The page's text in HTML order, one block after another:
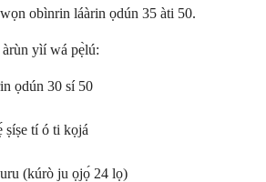
obìnrin láàrin ọdún 35 àti 50.
yìí wá pẹ̀lú:
ọdún 30 sí 50
ṣíṣe tí ó ti kọjá
(kúrò ju ọjọ́ 24 lọ)